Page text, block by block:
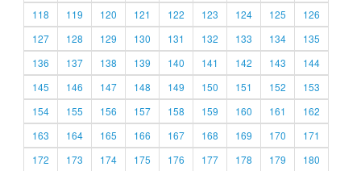
118
119 120 121 122 123 124 125
126
127
128 129 130 131 132 133 134
135
136
137 138 139 140 141 142 143
144
145
146 147 148 149 150 151 152
153
154
155 156 157 158 159 160 161
162
163
164 165 166 167 168 169 170
171
172
173 174 175 176 177 178 179
180